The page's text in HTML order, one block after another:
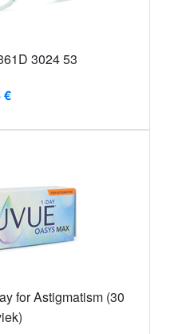
3024 53
€
for Astigmatism (30